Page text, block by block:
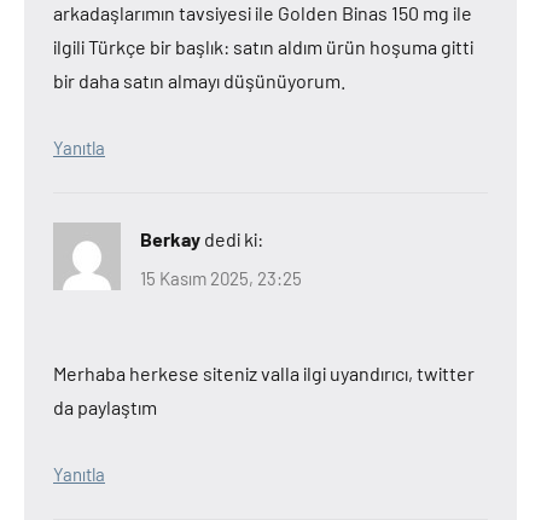
arkadaşlarımın tavsiyesi ile Golden Binas 150 mg ile
ilgili Türkçe bir başlık: satın aldım ürün hoşuma gitti
bir daha satın almayı düşünüyorum.
Yanıtla
Berkay dedi ki:
15 Kasım 2025, 23:25
Merhaba herkese siteniz valla ilgi uyandırıcı, twitter
da paylaştım
Yanıtla